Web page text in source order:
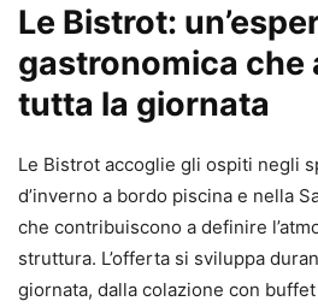
Le Bistrot:
gastronomica che
tutta la giornata
Le Bistrot accoglie gli ospiti negli
d’inverno a bordo piscina e nella
che contribuiscono a definire
struttura. L’offerta si sviluppa
giornata, dalla colazione con